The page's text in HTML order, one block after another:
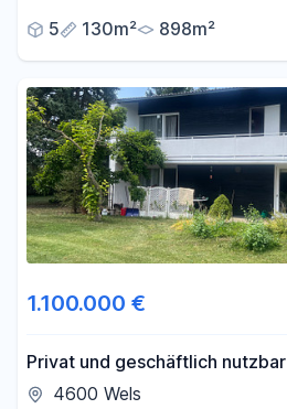
5
130m² 898m²
1.100.000 €
Privat und geschäftlich nutzbar
4600 Wels